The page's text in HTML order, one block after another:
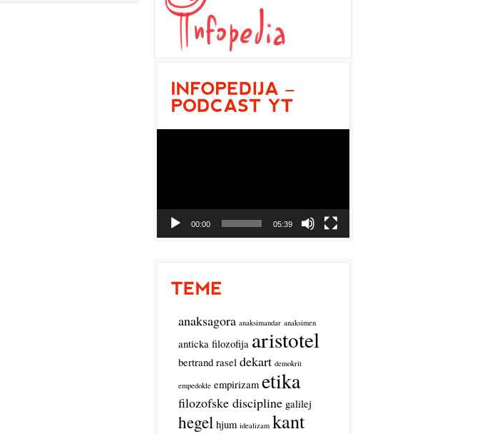
00:00 05:39
anaksagora anaksimandar anaksimen
anticka filozofija aristotel
bertrand rasel dekart demokrit
empedokle empirizam etika
filozofske discipline galilej
hegel hjum idealizam kant